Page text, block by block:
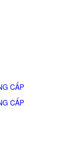
CẤP
CẤP